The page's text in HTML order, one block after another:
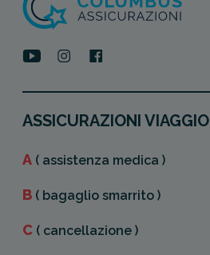
ASSICURAZIONI VIAGGIO
A ( assistenza medica )
B ( bagaglio smarrito )
C ( cancellazione )